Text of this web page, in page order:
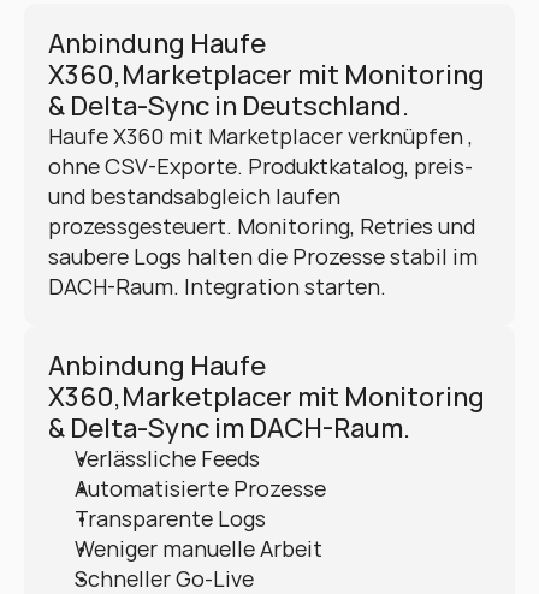
Anbindung Haufe
X360,Marketplacer mit Monitoring
& Delta-Sync in Deutschland.
Haufe X360 mit Marketplacer verknüpfen ,
ohne CSV-Exporte. Produktkatalog, preis-
und bestandsabgleich laufen
prozessgesteuert. Monitoring, Retries und
saubere Logs halten die Prozesse stabil im
DACH-Raum. Integration starten.
Anbindung Haufe
X360,Marketplacer mit Monitoring
& Delta-Sync im DACH-Raum.
Verlässliche Feeds
Automatisierte Prozesse
Transparente Logs
Weniger manuelle Arbeit
Schneller Go-Live